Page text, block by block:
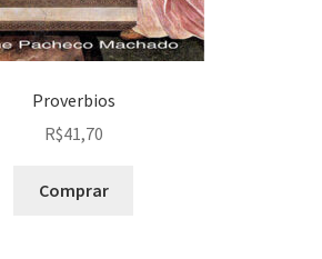
Proverbios
R$41,70
Comprar